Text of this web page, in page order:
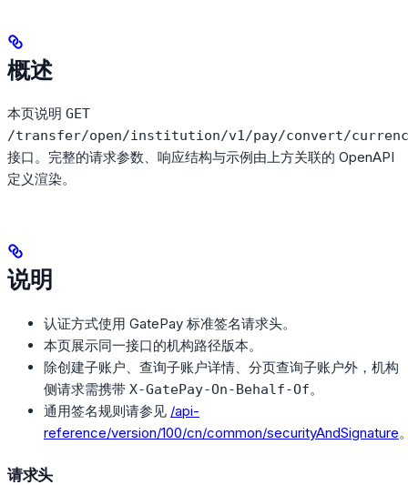
概述
本页说明 GET
/transfer/open/institution/v1/pay/convert/
接口。完整的请求参数、响应结构与示例由上方关联的 OpenAPI
定义渲染。
说明
认证方式使用 GatePay 标准签名请求头。
本页展示同一接口的机构路径版本。
除创建子账户、查询子账户详情、分页查询子账户外，机构
侧请求需携带 X-GatePay-On-Behalf-Of。
通用签名规则请参见 /api-
reference/version/100/cn/common/securityAndSignature
请求头